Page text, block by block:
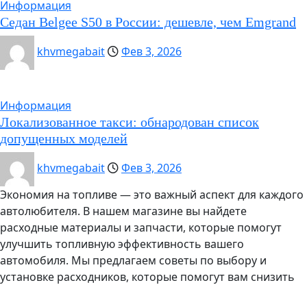
Информация
Седан Belgee S50 в России: дешевле, чем Emgrand
khvmegabait
Фев 3, 2026
Информация
Локализованное такси: обнародован список
допущенных моделей
khvmegabait
Фев 3, 2026
Экономия на топливе — это важный аспект для каждого
автолюбителя. В нашем магазине вы найдете
расходные материалы и запчасти, которые помогут
улучшить топливную эффективность вашего
автомобиля. Мы предлагаем советы по выбору и
установке расходников, которые помогут вам снизить